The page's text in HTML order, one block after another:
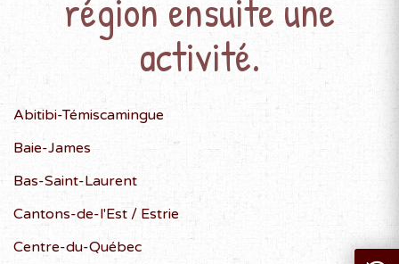
région ensuite une
activité.
Abitibi-Témiscamingue
Baie-James
Bas-Saint-Laurent
Cantons-de-l'Est / Estrie
Centre-du-Québec